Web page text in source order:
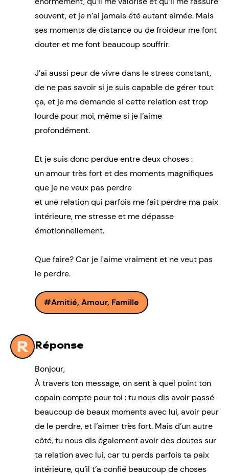
souvent, et je n’ai jamais été autant aimée. Mais
ses moments de distance ou de froideur me font
douter et me font beaucoup souffrir.
J’ai aussi peur de vivre dans le stress constant,
de ne pas savoir si je suis capable de gérer tout
ça, et je me demande si cette relation est trop
lourde pour moi, même si je l’aime
profondément.
Et je suis donc perdue entre deux choses :
un amour très fort et des moments magnifiques
que je ne veux pas perdre
et une relation qui parfois me fait perdre ma paix
intérieure, me stresse et me dépasse
émotionnellement.
Que faire? Car je l'aime vraiment et ne veut pas
le perdre.
Amitié, Amour, Famille
Réponse
Bonjour,
À travers ton message, on sent à quel point ton
copain compte pour toi : tu nous dis avoir passé
beaucoup de beaux moments avec lui, avoir peur
de le perdre, et l’aimer très fort. Mais d’un autre
côté, tu nous dis également avoir des doutes sur
ta relation avec lui, car tu perds parfois ta paix
intérieure, qu’il t’a confié beaucoup de choses